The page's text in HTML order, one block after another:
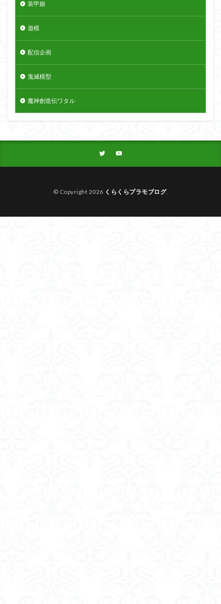
装甲娘
遊模
配信企画
鬼滅模型
魔神創造伝ワタル
© Copyright 2026 くらくらプラモブログ.